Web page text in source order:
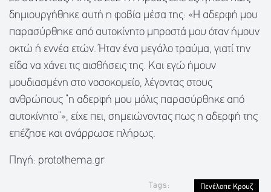
δημιουργήθηκε αυτή η φοβία μέσα της: «Η αδερφή μου
παρασύρθηκε από αυτοκίνητο μπροστά μου όταν ήμουν
οκτώ ή εννέα ετών. Ήταν ένα μεγάλο τραύμα, γιατί την
είδα να χάνει τις αισθήσεις της. Και εγώ ήμουν
μουδιασμένη στο νοσοκομείο, λέγοντας στους
ανθρώπους “η αδερφή μου μόλις παρασύρθηκε από
αυτοκίνητο”», είχε πει, σημειώνοντας πως η αδερφή της
επέζησε και ανάρρωσε πλήρως.
Πηγή: protothema.gr
Tags: Πενέλοπε Κρουζ